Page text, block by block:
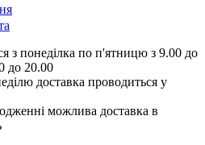
з понеділка по п'ятницю з 9.00 до
до 20.00
доставка проводиться у
можлива доставка в